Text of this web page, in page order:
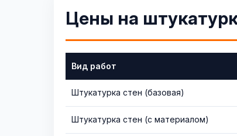
Цены на
Вид работ
Штукатурка стен (базовая)
Штукатурка стен (с материалом)